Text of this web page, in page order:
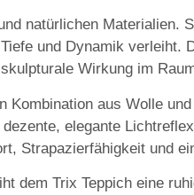
natürlichen
und Dynamik
Wirkung im
Kombination aus Wolle
elegante
Strapazierfähigkeit und
dem Trix Teppich eine